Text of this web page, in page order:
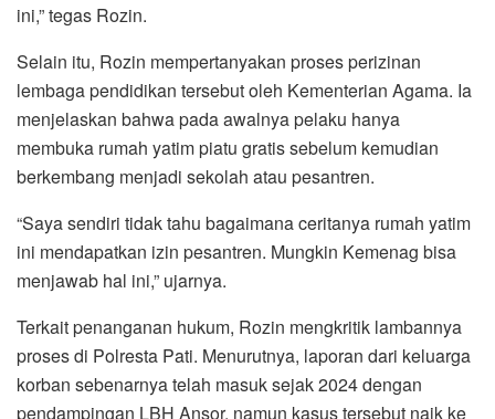
ini,” tegas Rozin.
Selain itu, Rozin mempertanyakan proses perizinan
lembaga pendidikan tersebut oleh Kementerian Agama. Ia
menjelaskan bahwa pada awalnya pelaku hanya
membuka rumah yatim piatu gratis sebelum kemudian
berkembang menjadi sekolah atau pesantren.
“Saya sendiri tidak tahu bagaimana ceritanya rumah yatim
ini mendapatkan izin pesantren. Mungkin Kemenag bisa
menjawab hal ini,” ujarnya.
Terkait penanganan hukum, Rozin mengkritik lambannya
proses di Polresta Pati. Menurutnya, laporan dari keluarga
korban sebenarnya telah masuk sejak 2024 dengan
pendampingan LBH Ansor, namun kasus tersebut naik ke